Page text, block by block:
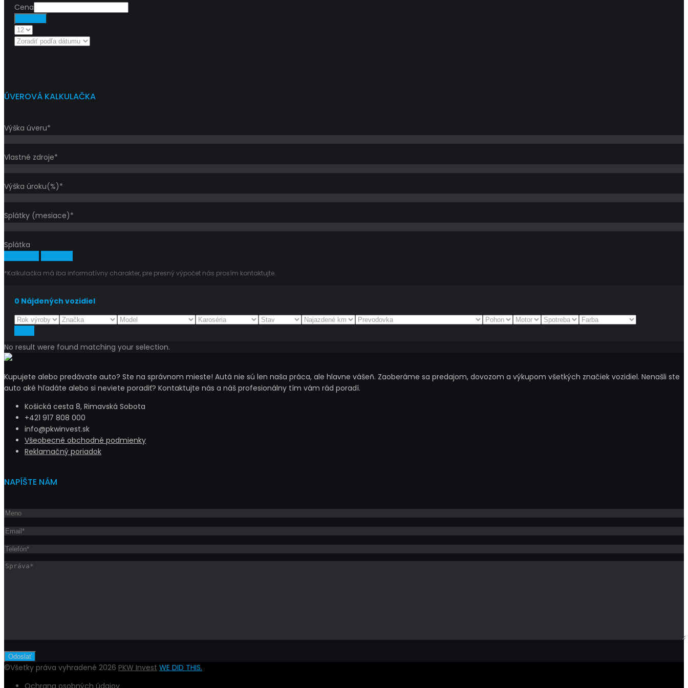
Cena
ÚVEROVÁ KALKULAČKA
Výška úveru*
Vlastné zdroje*
Výška úroku(%)*
Splátky (mesiace)*
Splátka
*Kalkulačka má iba informatívny charakter, pre presný výpočet nás prosím kontaktujte.
0 Nájdených vozidiel
No result were found matching your selection.
Kupujete alebo predávate auto? Ste na správnom mieste! Autá nie sú len naša práca, ale hlavne vášeň. Zaoberáme sa predajom, dovozom a výkupom všetkých značiek vozidiel. Nenašli ste
auto aké hľadáte alebo si neviete poradiť? Kontaktujte nás a náš profesionálny tím vám rád poradí.
Košická cesta 8, Rimavská Sobota
+421 917 808 000
info@pkwinvest.sk
Všeobecné obchodné podmienky
Reklamačný poriadok
NAPÍŠTE NÁM
©Všetky práva vyhradené 2026 PKW Invest WE DID THIS.